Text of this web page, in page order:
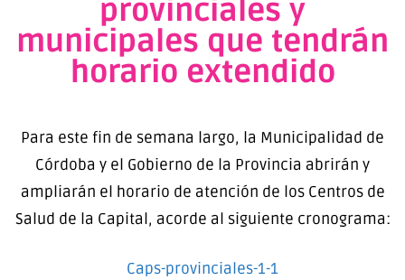
provinciales y
municipales que tendrán
horario extendido
Para este fin de semana largo, la Municipalidad de
Córdoba y el Gobierno de la Provincia abrirán y
ampliarán el horario de atención de los Centros de
Salud de la Capital, acorde al siguiente cronograma:
Caps-provinciales-1-1